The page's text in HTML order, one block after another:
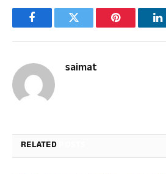
FacebookTwitter Pinterest
saimat
RELATED